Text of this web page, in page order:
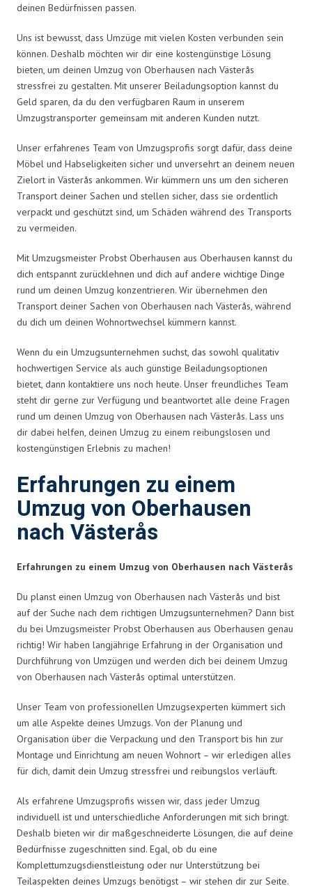
deinen Bedürfnissen passen.
Uns ist bewusst, dass Umzüge mit vielen Kosten verbunden sein
können. Deshalb möchten wir dir eine kostengünstige Lösung
bieten, um deinen Umzug von Oberhausen nach Västerås
stressfrei zu gestalten. Mit unserer Beiladungsoption kannst du
Geld sparen, da du den verfügbaren Raum in unserem
Umzugstransporter gemeinsam mit anderen Kunden nutzt.
Unser erfahrenes Team von Umzugsprofis sorgt dafür, dass deine
Möbel und Habseligkeiten sicher und unversehrt an deinem neuen
Zielort in Västerås ankommen. Wir kümmern uns um den sicheren
Transport deiner Sachen und stellen sicher, dass sie ordentlich
verpackt und geschützt sind, um Schäden während des Transports
zu vermeiden.
Mit Umzugsmeister Probst Oberhausen aus Oberhausen kannst du
dich entspannt zurücklehnen und dich auf andere wichtige Dinge
rund um deinen Umzug konzentrieren. Wir übernehmen den
Transport deiner Sachen von Oberhausen nach Västerås, während
du dich um deinen Wohnortwechsel kümmern kannst.
Wenn du ein Umzugsunternehmen suchst, das sowohl qualitativ
hochwertigen Service als auch günstige Beiladungsoptionen
bietet, dann kontaktiere uns noch heute. Unser freundliches Team
steht dir gerne zur Verfügung und beantwortet alle deine Fragen
rund um deinen Umzug von Oberhausen nach Västerås. Lass uns
dir dabei helfen, deinen Umzug zu einem reibungslosen und
kostengünstigen Erlebnis zu machen!
Erfahrungen zu einem
Umzug von Oberhausen
nach Västerås
Erfahrungen zu einem Umzug von Oberhausen nach Västerås
Du planst einen Umzug von Oberhausen nach Västerås und bist
auf der Suche nach dem richtigen Umzugsunternehmen? Dann bist
du bei Umzugsmeister Probst Oberhausen aus Oberhausen genau
richtig! Wir haben langjährige Erfahrung in der Organisation und
Durchführung von Umzügen und werden dich bei deinem Umzug
von Oberhausen nach Västerås optimal unterstützen.
Unser Team von professionellen Umzugsexperten kümmert sich
um alle Aspekte deines Umzugs. Von der Planung und
Organisation über die Verpackung und den Transport bis hin zur
Montage und Einrichtung am neuen Wohnort – wir erledigen alles
für dich, damit dein Umzug stressfrei und reibungslos verläuft.
Als erfahrene Umzugsprofis wissen wir, dass jeder Umzug
individuell ist und unterschiedliche Anforderungen mit sich bringt.
Deshalb bieten wir dir maßgeschneiderte Lösungen, die auf deine
Bedürfnisse zugeschnitten sind. Egal, ob du eine
Komplettumzugsdienstleistung oder nur Unterstützung bei
Teilaspekten deines Umzugs benötigst – wir stehen dir zur Seite.